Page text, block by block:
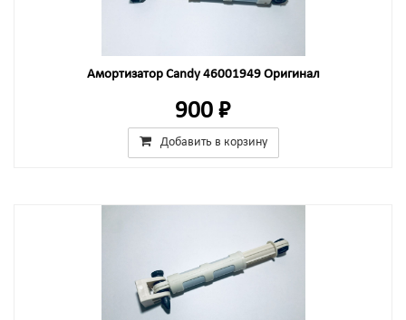
Амортизатор Candy 46001949 Оригинал
900 ₽
Добавить в корзину